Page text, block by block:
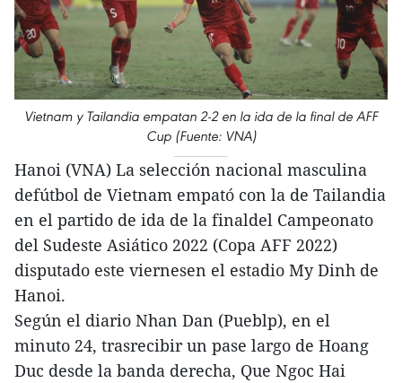
Vietnam y Tailandia empatan 2-2 en la ida de la final de AFF
Cup (Fuente: VNA)
Hanoi (VNA) La selección nacional masculina
defútbol de Vietnam empató con la de Tailandia
en el partido de ida de la finaldel Campeonato
del Sudeste Asiático 2022 (Copa AFF 2022)
disputado este viernesen el estadio My Dinh de
Hanoi.
Según el diario Nhan Dan (Pueblp), en el
minuto 24, trasrecibir un pase largo de Hoang
Duc desde la banda derecha, Que Ngoc Hai